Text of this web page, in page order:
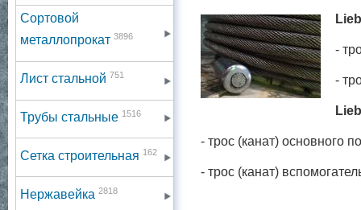
Сортовой
металлопрокат 3896
Лист стальной 751
Трубы стальные 1516
Сетка строительная 162
Нержавейка 2818
-
-
- трос (канат)
- трос (канат)